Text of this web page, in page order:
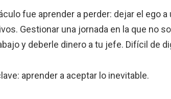
fue aprender a perder: dejar el ego
Gestionar una jornada en la que no
y deberle dinero a tu jefe. Difícil de
aprender a aceptar lo inevitable.